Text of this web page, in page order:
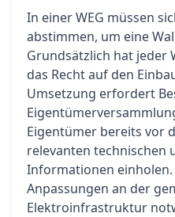
In einer WEG müssen
abstimmen, um eine
Grundsätzlich hat jeder
das Recht auf den
Umsetzung erfordert
Eigentümer bereits vor
relevanten technischen
Informationen
Anpassungen an der
Elektroinfrastruktur